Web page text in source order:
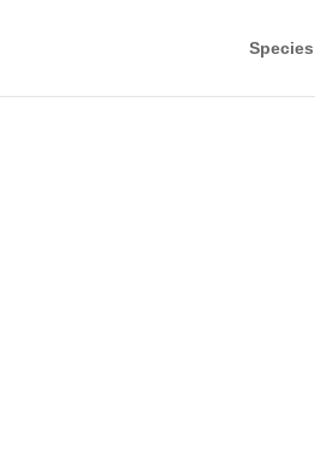
Species